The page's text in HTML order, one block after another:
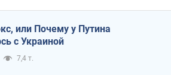
или Почему у Путина
с Украиной
7,4 т.